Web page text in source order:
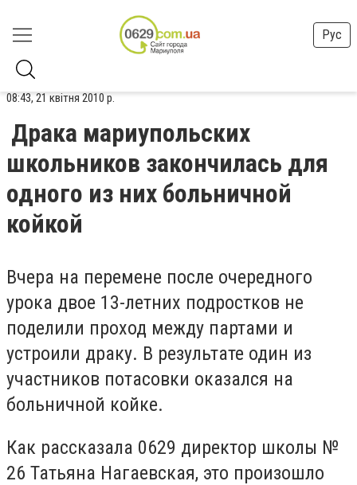
Рус
08:43, 21 квітня 2010 р.
Драка мариупольских
школьников закончилась для
одного из них больничной
койкой
Вчера на перемене после очередного
урока двое 13-летних подростков не
поделили проход между партами и
устроили драку. В результате один из
участников потасовки оказался на
больничной койке.
Как рассказала 0629 директор школы №
26 Татьяна Нагаевская, это произошло